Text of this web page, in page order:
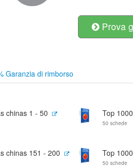
Prova
Garanzia di rimborso
chinas 1 - 50 Top
50 schede
chinas 151 - 200 Top
50 schede